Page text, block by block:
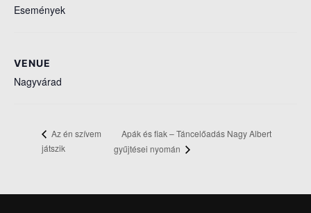
Események
VENUE
Nagyvárad
Az én szívem
játszik
Apák és fiak – Táncelőadás Nagy Albert
gyűjtései nyomán